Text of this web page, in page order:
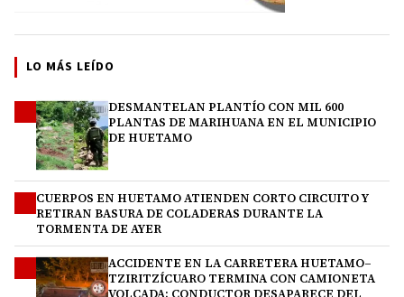
LO MÁS LEÍDO
DESMANTELAN PLANTÍO CON MIL 600
PLANTAS DE MARIHUANA EN EL MUNICIPIO
DE HUETAMO
CUERPOS EN HUETAMO ATIENDEN CORTO CIRCUITO Y
RETIRAN BASURA DE COLADERAS DURANTE LA
TORMENTA DE AYER
ACCIDENTE EN LA CARRETERA HUETAMO–
TZIRITZÍCUARO TERMINA CON CAMIONETA
VOLCADA; CONDUCTOR DESAPARECE DEL